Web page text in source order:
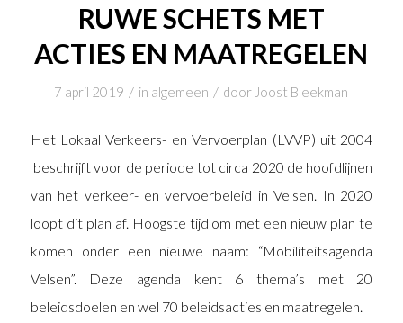
RUWE SCHETS MET
ACTIES EN MAATREGELEN
7 april 2019 / in algemeen / door Joost Bleekman
Het Lokaal Verkeers- en Vervoerplan (LVVP) uit 2004
beschrijft voor de periode tot circa 2020 de hoofdlijnen
van het verkeer- en vervoerbeleid in Velsen. In 2020
loopt dit plan af. Hoogste tijd om met een nieuw plan te
komen onder een nieuwe naam: “Mobiliteitsagenda
Velsen”. Deze agenda kent 6 thema’s met 20
beleidsdoelen en wel 70 beleidsacties en maatregelen.